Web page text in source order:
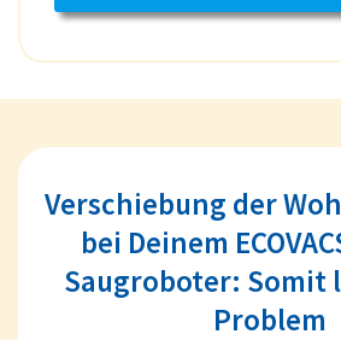
Verschiebung der
bei Deinem
Saugroboter: Somit
Problem